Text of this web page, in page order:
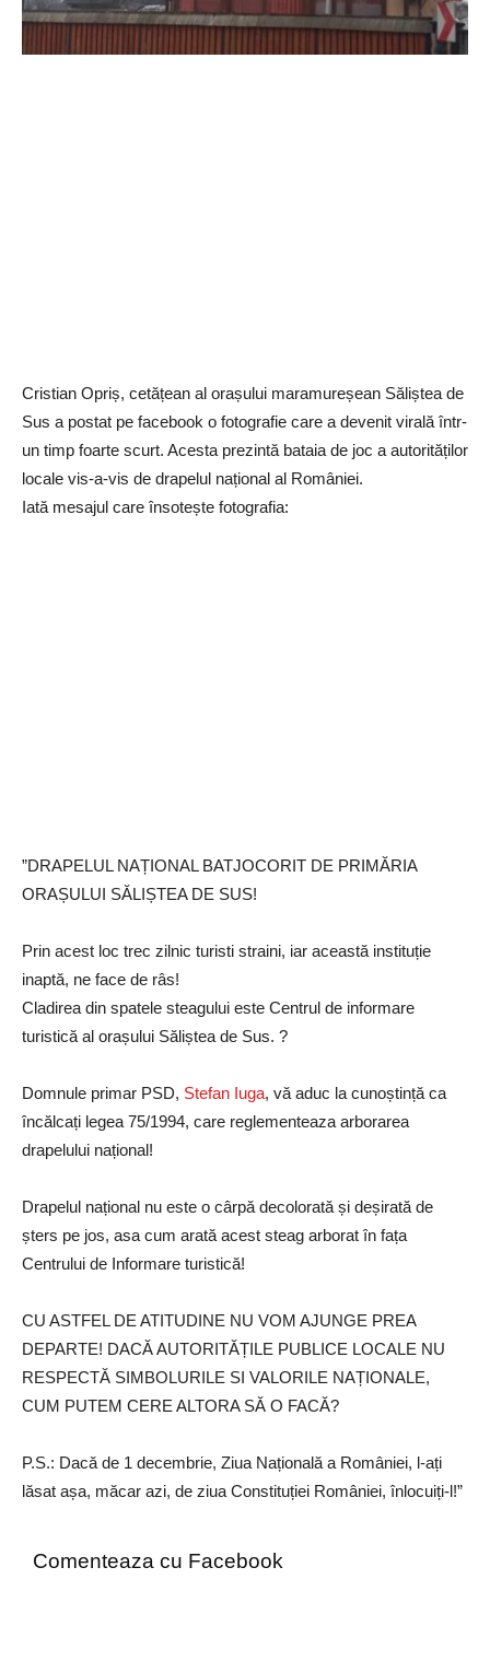
Cristian Opriș, cetățean al orașului maramureșean Săliștea de
Sus a postat pe facebook o fotografie care a devenit virală într-
un timp foarte scurt. Acesta prezintă bataia de joc a autorităților
locale vis-a-vis de drapelul național al României.
Iată mesajul care însotește fotografia:
”DRAPELUL NAȚIONAL BATJOCORIT DE PRIMĂRIA
ORAȘULUI SĂLIȘTEA DE SUS!
Prin acest loc trec zilnic turisti straini, iar această instituție
inaptă, ne face de râs!
Cladirea din spatele steagului este Centrul de informare
turistică al orașului Săliștea de Sus. ?
Domnule primar PSD, Stefan Iuga, vă aduc la cunoștință ca
încălcați legea 75/1994, care reglementeaza arborarea
drapelului național!
Drapelul național nu este o cârpă decolorată și deșirată de
șters pe jos, asa cum arată acest steag arborat în fața
Centrului de Informare turistică!
CU ASTFEL DE ATITUDINE NU VOM AJUNGE PREA
DEPARTE! DACĂ AUTORITĂȚILE PUBLICE LOCALE NU
RESPECTĂ SIMBOLURILE SI VALORILE NAȚIONALE,
CUM PUTEM CERE ALTORA SĂ O FACĂ?
P.S.: Dacă de 1 decembrie, Ziua Națională a României, l-ați
lăsat așa, măcar azi, de ziua Constituției României, înlocuiți-l!”
Comenteaza cu Facebook